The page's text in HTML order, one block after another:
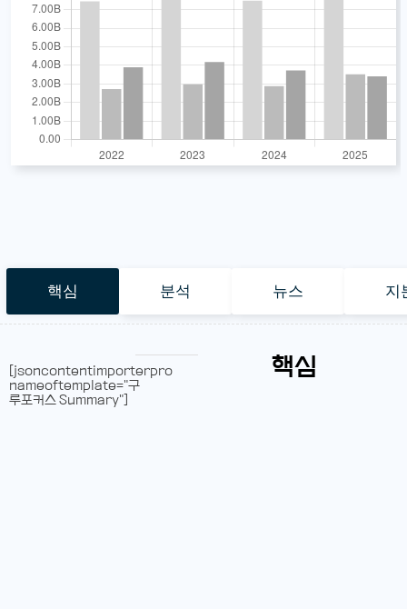
핵심 분석 뉴스 지
핵심
[jsoncontentimporterpro
nameoftemplate="구
루포커스 Summary"]